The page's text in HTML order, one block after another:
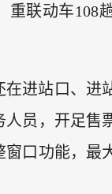
重联动车108
在进站口、进
人员，开足售
窗口功能，最